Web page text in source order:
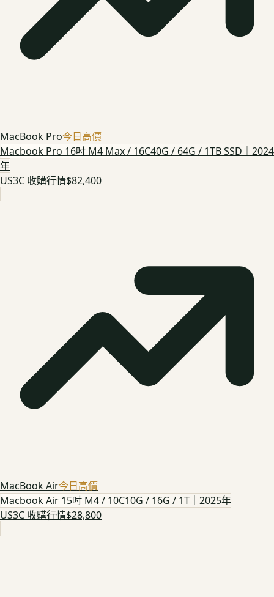
MacBook Pro今日高價
Macbook Pro 16吋 M4 Max / 16C40G / 64G / 1TB SSD｜2024
年
US3C 收購行情$82,400
MacBook Air今日高價
Macbook Air 15吋 M4 / 10C10G / 16G / 1T｜2025年
US3C 收購行情$28,800